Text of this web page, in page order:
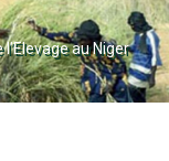
au Niger